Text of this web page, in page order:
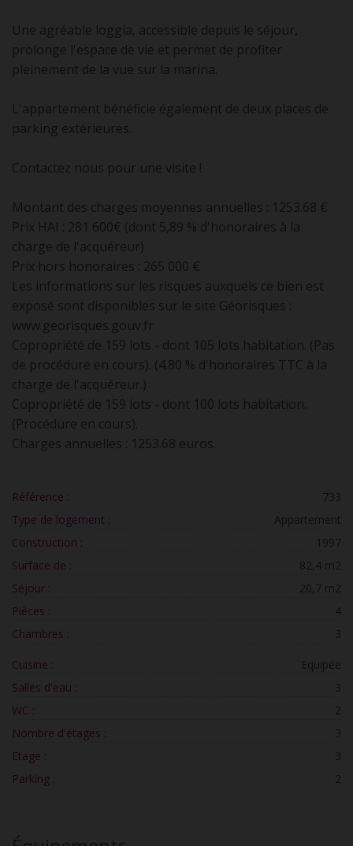
Une agréable loggia, accessible depuis le séjour,
prolonge l'espace de vie et permet de profiter
pleinement de la vue sur la marina.
L'appartement bénéficie également de deux places de
parking extérieures.
Contactez nous pour une visite !
Montant des charges moyennes annuelles : 1253.68 €
Prix HAI : 281 600€ (dont 5,89 % d'honoraires à la
charge de l'acquéreur)
Prix hors honoraires : 265 000 €
Les informations sur les risques auxquels ce bien est
exposé sont disponibles sur le site Géorisques :
www.georisques.gouv.fr
Copropriété de 159 lots - dont 105 lots habitation. (Pas
de procédure en cours). (4.80 % d'honoraires TTC à la
charge de l'acquéreur.)
Copropriété de 159 lots - dont 100 lots habitation.
(Procédure en cours).
Charges annuelles : 1253.68 euros.
Référence :
733
Type de logement :
Appartement
Construction :
1997
Surface de :
82,4 m2
Séjour :
20,7 m2
Pièces :
4
Chambres :
3
Cuisine :
Equipée
Salles d'eau :
3
WC :
2
Nombre d'étages :
3
Etage :
3
Parking :
2